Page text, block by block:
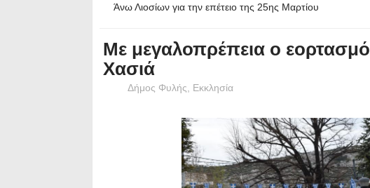
Άνω Λιοσίων για την επέτειο της 25ης Μαρτίου
Με μεγαλοπρέπεια ο
Χασιά
Δήμος Φυλής Εκκλησία